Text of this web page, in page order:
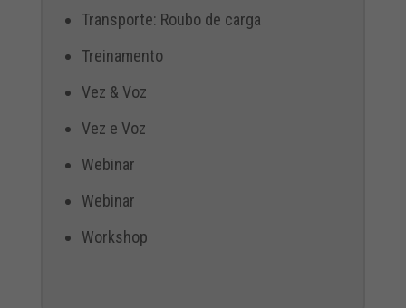
Transporte: Roubo de carga
Treinamento
Vez & Voz
Vez e Voz
Webinar
Webinar
Workshop